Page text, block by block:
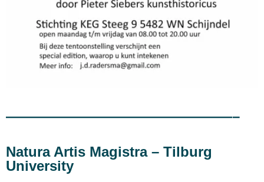
————————————————–
Natura Artis Magistra – Tilburg
University